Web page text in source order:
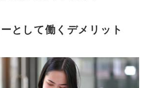
として働くデメリット